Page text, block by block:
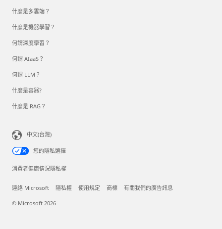
什麼是多雲端？
什麼是機器學習？
何謂深度學習？
何謂 AIaaS？
何謂 LLM？
什麼是容器?
什麼是 RAG？
中文(台灣)
您的隱私選擇
消費者健康情況隱私權
連絡 Microsoft 隱私權 使用規定 商標 有關我們的廣告訊息
© Microsoft 2026